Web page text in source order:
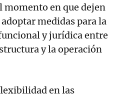
momento en que dejen
medidas para la
y jurídica entre
y la operación
en las